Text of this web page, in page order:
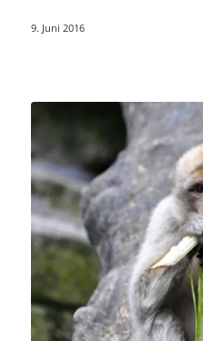
9. Juni 2016